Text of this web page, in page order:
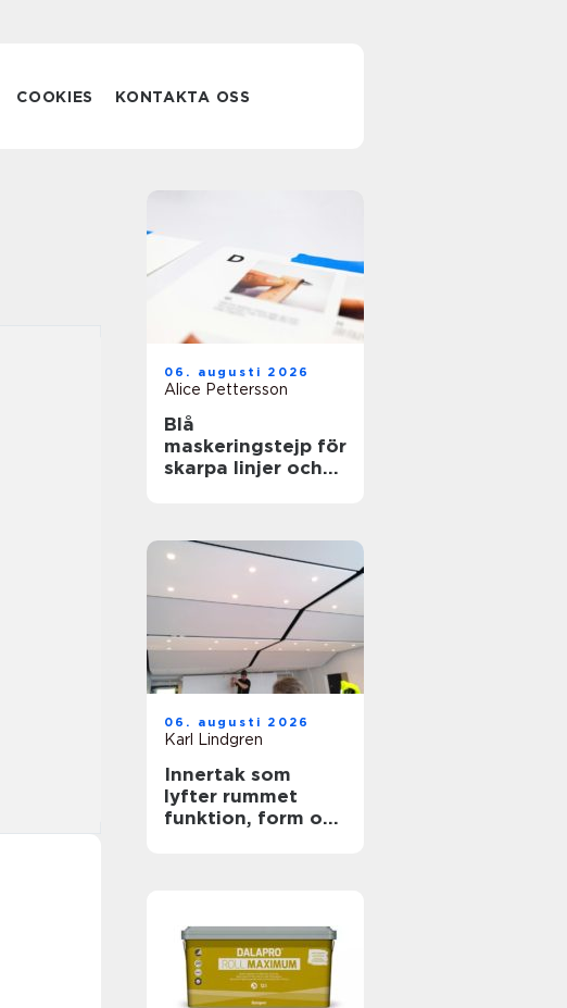
COOKIES KONTAKTA OSS
06. augusti 2026
Alice Pettersson
Blå
maskeringstejp för
skarpa linjer och
06. augusti 2026
Karl Lindgren
Innertak som
lyfter rummet
funktion, form och